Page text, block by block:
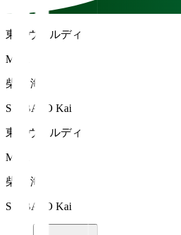
東京ヴェルディ
MF 2
柴戸 海
SHIBATO Kai
東京ヴェルディ
MF 2
柴戸 海
SHIBATO Kai